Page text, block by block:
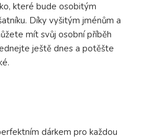
které bude osobitým
Díky vyšitým jménům a
mít svůj osobní příběh
ještě dnes a potěšte
dárkem pro každou